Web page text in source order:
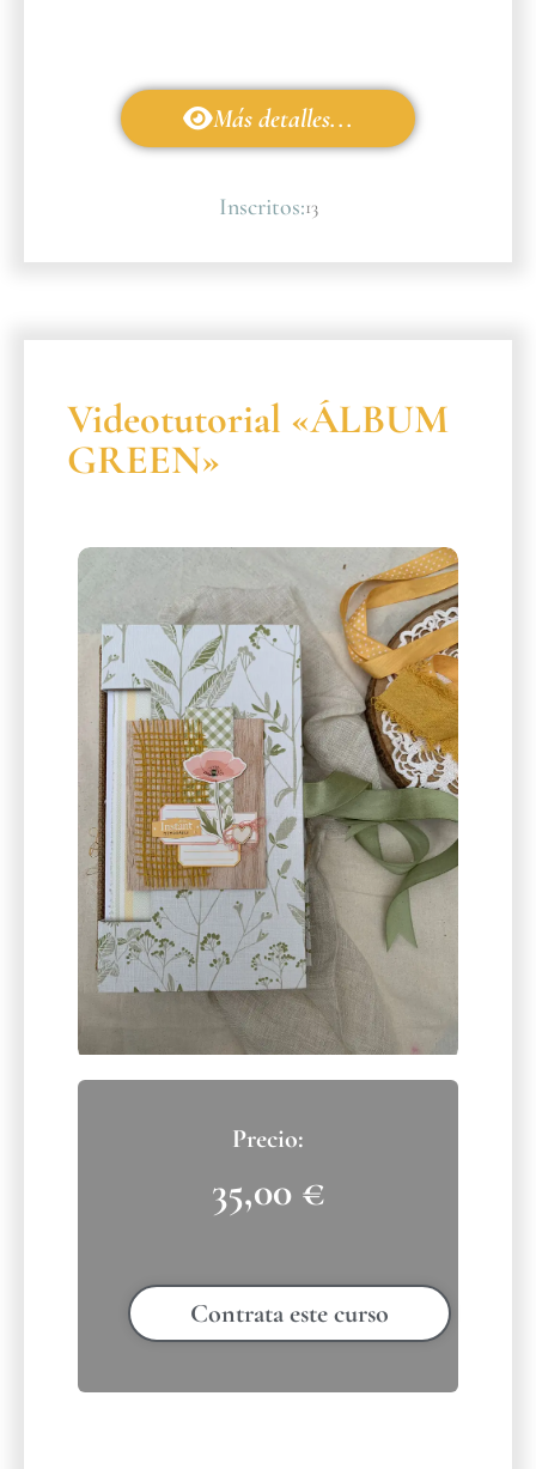
Más detalles...
Inscritos:13
Videotutorial «ÁLBUM
GREEN»
35,00 €
Contrata este curso